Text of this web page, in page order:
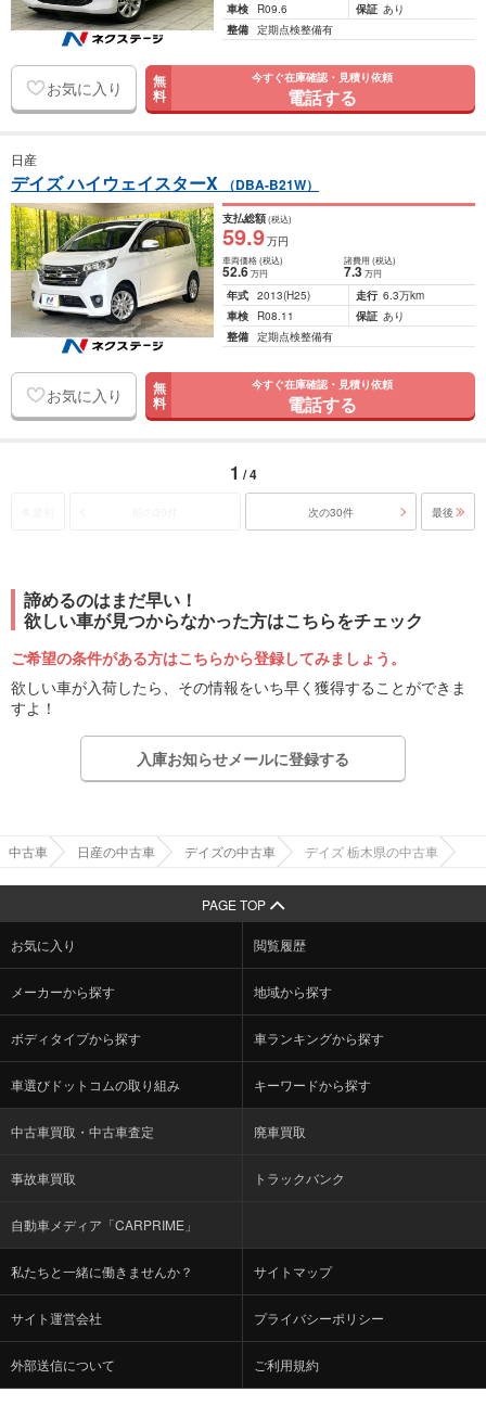
車検
R09.6 保証 あり
整備 定期点検整備有
お気に入り 無
料
今すぐ在庫確認・見積り依頼
電話する
日産
デイズ ハイウェイスターX （DBA-B21W）
支払総額(税込)
59.9万円
車両価格(税込)
52.6万円
諸費用 (税込)
7.3 万円
年式 2013(H25) 走行 6.3万km
車検
R08.11 保証 あり
整備 定期点検整備有
お気に入り 無
料
今すぐ在庫確認・見積り依頼
電話する
1 / 4
次の30件 最後
諦めるのはまだ早い！
欲しい車が見つからなかった方はこちらをチェック
ご希望の条件がある方はこちらから登録してみましょう。
欲しい車が入荷したら、その情報をいち早く獲得することができま
すよ！
入庫お知らせメールに登録する
中古車 日産の中古車 デイズの中古車 デイズ 栃木県の中古車
PAGE TOP
お気に入り 閲覧履歴
メーカーから探す 地域から探す
ボディタイプから探す 車ランキングから探す
車選びドットコムの取り組み キーワードから探す
中古車買取・中古車査定 廃車買取
事故車買取 トラックバンク
自動車メディア「CARPRIME」
私たちと一緒に働きませんか？ サイトマップ
サイト運営会社 プライバシーポリシー
外部送信について ご利用規約